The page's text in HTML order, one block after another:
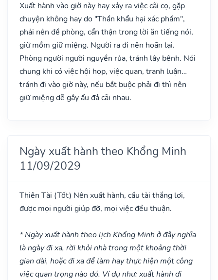
Xuất hành vào giờ này hay xảy ra việc cãi cọ, gặp
chuyện không hay do "Thần khẩu hại xác phầm",
phải nên đề phòng, cẩn thận trong lời ăn tiếng nói,
giữ mồm giữ miệng. Người ra đi nên hoãn lại.
Phòng người người nguyền rủa, tránh lây bệnh. Nói
chung khi có việc hội họp, việc quan, tranh luận…
tránh đi vào giờ này, nếu bắt buộc phải đi thì nên
giữ miệng dễ gây ẩu đả cãi nhau.
Ngày xuất hành theo Khổng Minh
11/09/2029
Thiên Tài (Tốt) Nên xuất hành, cầu tài thắng lợi,
được mọi người giúp đỡ, mọi việc đều thuận.
* Ngày xuất hành theo lịch Khổng Minh ở đây nghĩa
là ngày đi xa, rời khỏi nhà trong một khoảng thời
gian dài, hoặc đi xa để làm hay thực hiện một công
việc quan trọng nào đó. Ví dụ như: xuất hành đi